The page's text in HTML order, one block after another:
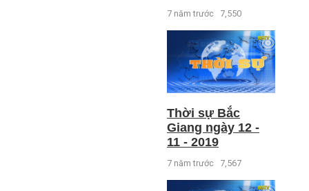
7 năm trước 7,550
Thời sự Bắc
Giang ngày 12 -
11 - 2019
7 năm trước 7,567